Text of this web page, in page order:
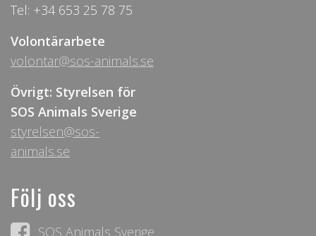
Tel: +34 653 25 78 75
Volontärarbete
volontar@sos-animals.se
Övrigt: Styrelsen för
SOS Animals Sverige
styrelsen@sos-
animals.se
Följ oss
SOS Animals Sverige